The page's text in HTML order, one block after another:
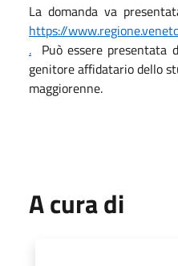
La domanda va
https://
. Può essere presentata
genitore affidatario dello
maggiorenne.
A cura di